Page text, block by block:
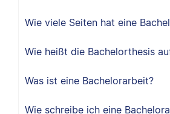
Wie viele Seiten hat eine
Wie heißt die Bachelorthesis
Was ist eine Bachelorarbeit?
Wie schreibe ich eine